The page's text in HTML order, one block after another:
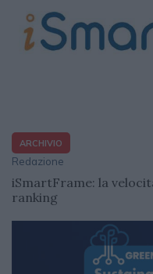
ARCHIVIO
Redazione
iSmartFrame: la
ranking